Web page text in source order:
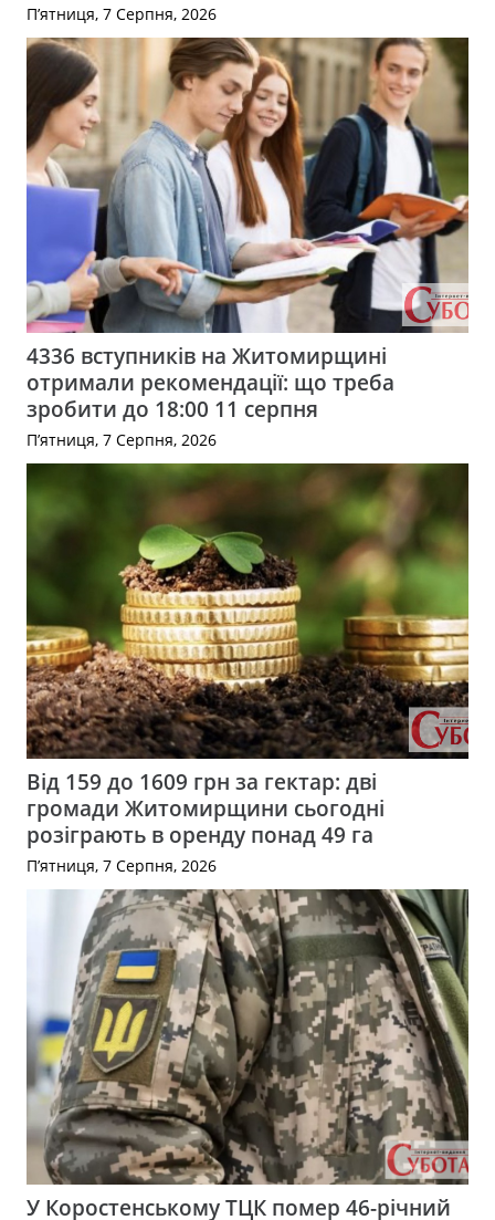
П’ятниця, 7 Серпня, 2026
4336 вступників на Житомирщині
отримали рекомендації: що треба
зробити до 18:00 11 серпня
П’ятниця, 7 Серпня, 2026
Від 159 до 1609 грн за гектар: дві
громади Житомирщини сьогодні
розіграють в оренду понад 49 га
П’ятниця, 7 Серпня, 2026
У Коростенському ТЦК помер 46-річний